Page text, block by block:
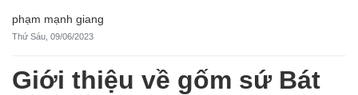
phạm mạnh giang
Thứ Sáu, 09/06/2023
Giới thiệu về gốm sứ Bát